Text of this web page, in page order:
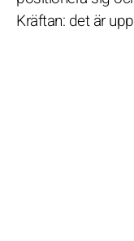
Kräftan: det är